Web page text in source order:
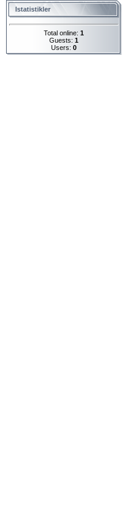
Istatistikler
Total online: 1
Guests: 1
Users: 0